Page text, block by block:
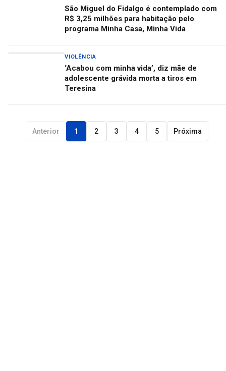
São Miguel do Fidalgo é contemplado com
R$ 3,25 milhões para habitação pelo
programa Minha Casa, Minha Vida
VIOLÊNCIA
‘Acabou com minha vida’, diz mãe de
adolescente grávida morta a tiros em
Teresina
Anterior 1 2 3 4 5 Próxima